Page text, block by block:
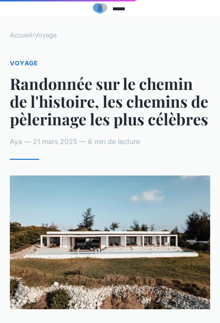
Accueil›Voyage
VOYAGE
Randonnée sur le chemin
de l'histoire, les chemins de
pèlerinage les plus célèbres
Aya — 21 mars 2025 — 6 min de lecture